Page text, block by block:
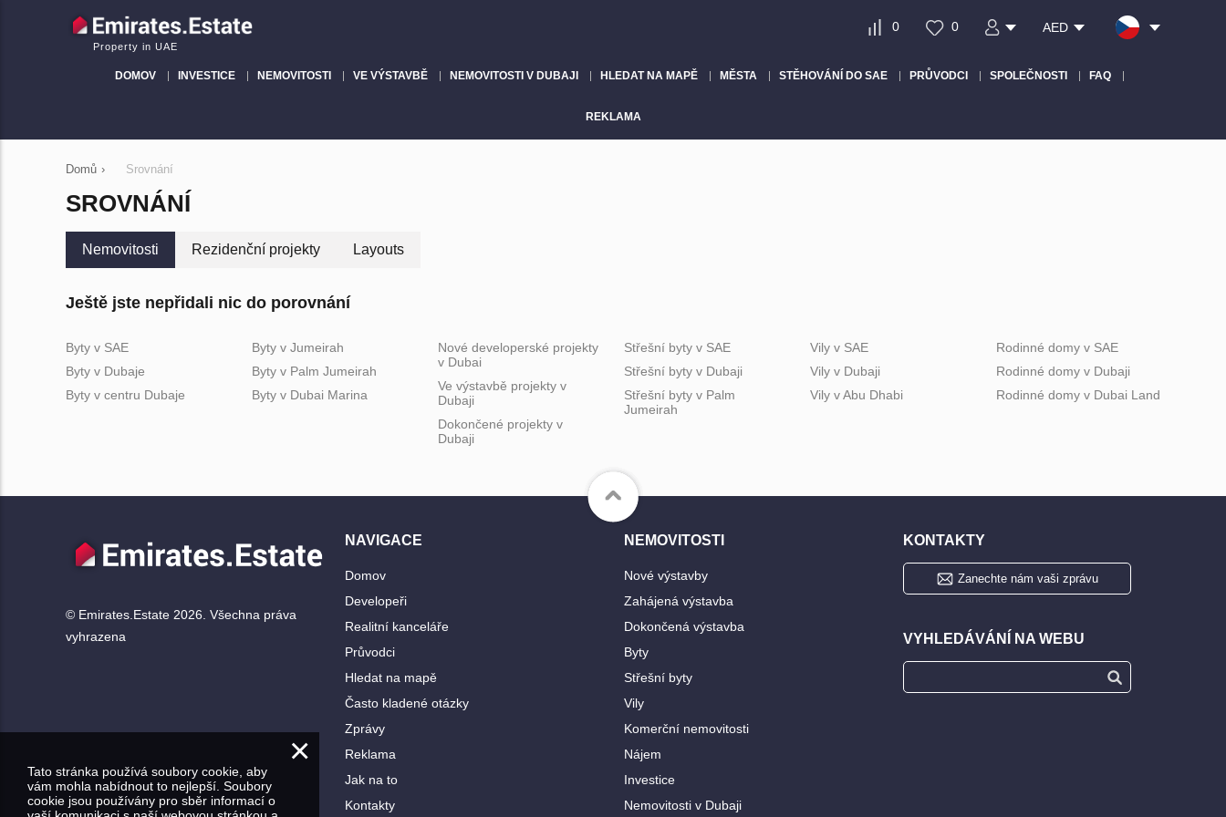
Property in UAE
0 0 AED
DOMOV INVESTICE NEMOVITOSTI VE VÝSTAVBĚ NEMOVITOSTI V DUBAJI HLEDAT NA MAPĚ MĚSTA STĚHOVÁNÍ DO SAE PRŮVODCI SPOLEČNOSTI FAQ
REKLAMA
Domů › Srovnání
SROVNÁNÍ
Nemovitosti Rezidenční projekty Layouts
Ještě jste nepřidali nic do porovnání
Byty v SAE
Byty v Dubaje
Byty v centru Dubaje
Byty v Jumeirah
Byty v Palm Jumeirah
Byty v Dubai Marina
Nové developerské projekty
v Dubai
Ve výstavbě projekty v
Dubaji
Dokončené projekty v
Dubaji
Střešní byty v SAE
Střešní byty v Dubaji
Střešní byty v Palm
Jumeirah
Vily v SAE
Vily v Dubaji
Vily v Abu Dhabi
Rodinné domy v SAE
Rodinné domy v Dubaji
Rodinné domy v Dubai Land
© Emirates.Estate 2026. Všechna práva
vyhrazena
NAVIGACE
Domov
Developeři
Realitní kanceláře
Průvodci
Hledat na mapě
Často kladené otázky
Zprávy
Reklama
Jak na to
Kontakty
NEMOVITOSTI
Nové výstavby
Zahájená výstavba
Dokončená výstavba
Byty
Střešní byty
Vily
Komerční nemovitosti
Nájem
Investice
Nemovitosti v Dubaji
KONTAKTY
Zanechte nám vaši zprávu
VYHLEDÁVÁNÍ NA WEBU
×
Tato stránka používá soubory cookie, aby
vám mohla nabídnout to nejlepší. Soubory
cookie jsou používány pro sběr informací o